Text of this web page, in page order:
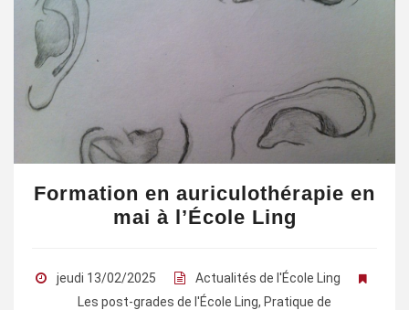
Formation en auriculothérapie en
mai à l’École Ling
jeudi 13/02/2025
Actualités de l'École Ling
Les post-grades de l'École Ling, Pratique de